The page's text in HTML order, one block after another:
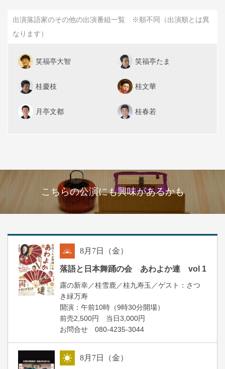
出演落語家のその他の出演番組一覧 ※順不同（出演順とは異
なります）
笑福亭大智 笑福亭たま
桂慶枝 桂文華
月亭文都 桂春若
こちらの公演にも興味があるかも
8月 7日（金）
落語と日本舞踊の会 あわよか連 vol 1
露の新幸／桂雪鹿／桂九寿玉／ゲスト：さつ
き緑万寿
開演：午前10時（9時30分開場）
前売2,500円 当日3,000円
お問合せ 080-4235-3044
8月 7日（金）